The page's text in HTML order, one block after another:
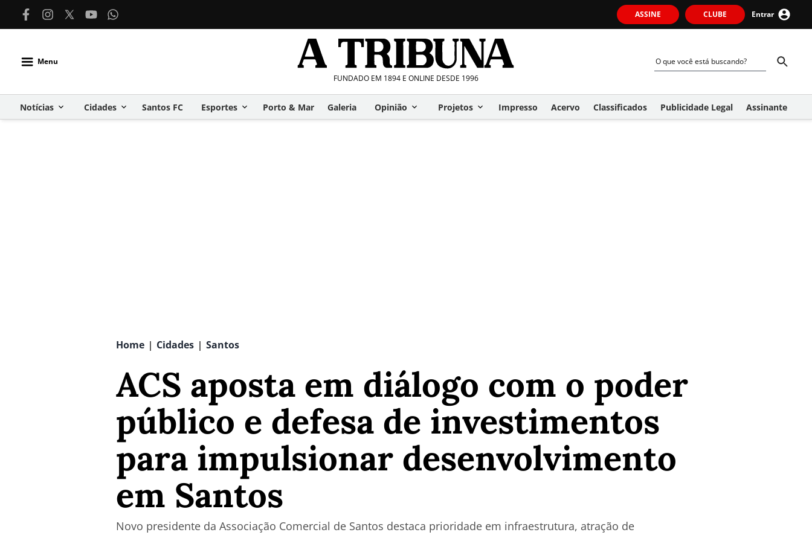
ASSINE CLUBE Entrar
Menu
FUNDADO EM 1894 E ONLINE DESDE 1996
Notícias Cidades Santos FC Esportes Porto & Mar Galeria Opinião Projetos Impresso Acervo Classificados Publicidade Legal Assinante
Home | Cidades | Santos
ACS aposta em diálogo com o poder
público e defesa de investimentos
para impulsionar desenvolvimento
em Santos
Novo presidente da Associação Comercial de Santos destaca prioridade em infraestrutura, atração de